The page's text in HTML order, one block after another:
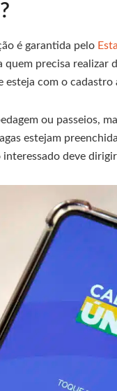
é garantida pelo
quem precisa realizar
esteja com o cadastro
ou passeios,
estejam
deve